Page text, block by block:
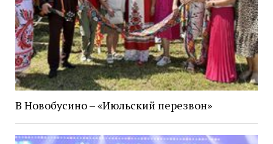
В Новобусино – «Июльский перезвон»